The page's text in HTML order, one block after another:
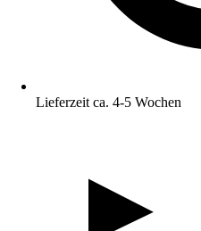
Lieferzeit ca. 4-5 Wochen